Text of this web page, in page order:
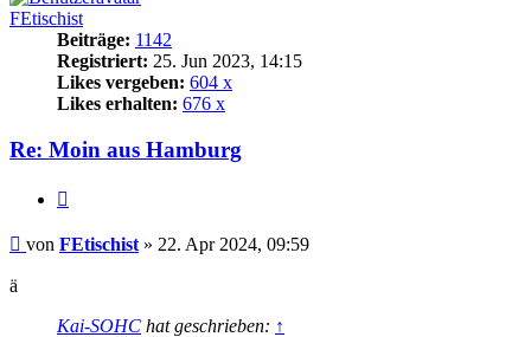
FEtischist
Beiträge: 1142
Registriert: 25. Jun 2023, 14:15
Likes vergeben: 604 x
Likes erhalten: 676 x
Re: Moin aus Hamburg
Beitrag
von FEtischist » 22. Apr 2024, 09:59
ä
Kai-SOHC hat geschrieben: ↑